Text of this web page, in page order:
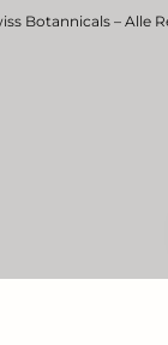
Botannicals – Alle